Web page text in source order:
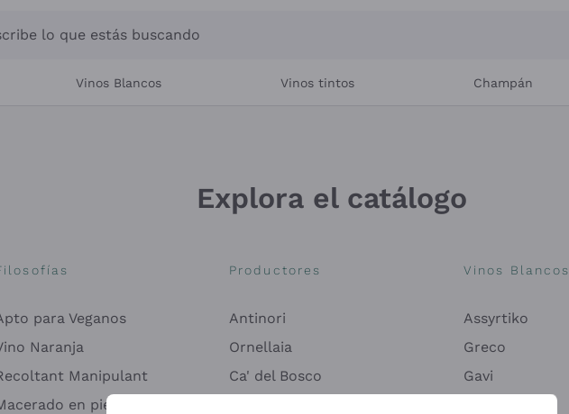
lo que estás buscando
Vinos Blancos Vinos tintos Champán
Explora el catálogo
para Veganos
Naranja
Manipulant
en piel de uva
Productores
Antinori
Ornellaia
Ca' del Bosco
Vinos Blancos
Assyrtiko
Greco
Gavi